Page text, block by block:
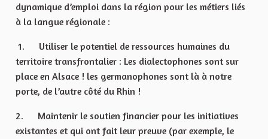
dynamique d’emploi dans la région pour les métiers liés
à la langue régionale :
1. Utiliser le potentiel de ressources humaines du
territoire transfrontalier : Les dialectophones sont sur
place en Alsace ! les germanophones sont là à notre
porte, de l’autre côté du Rhin !
2. Maintenir le soutien financier pour les initiatives
existantes et qui ont fait leur preuve (par exemple, le